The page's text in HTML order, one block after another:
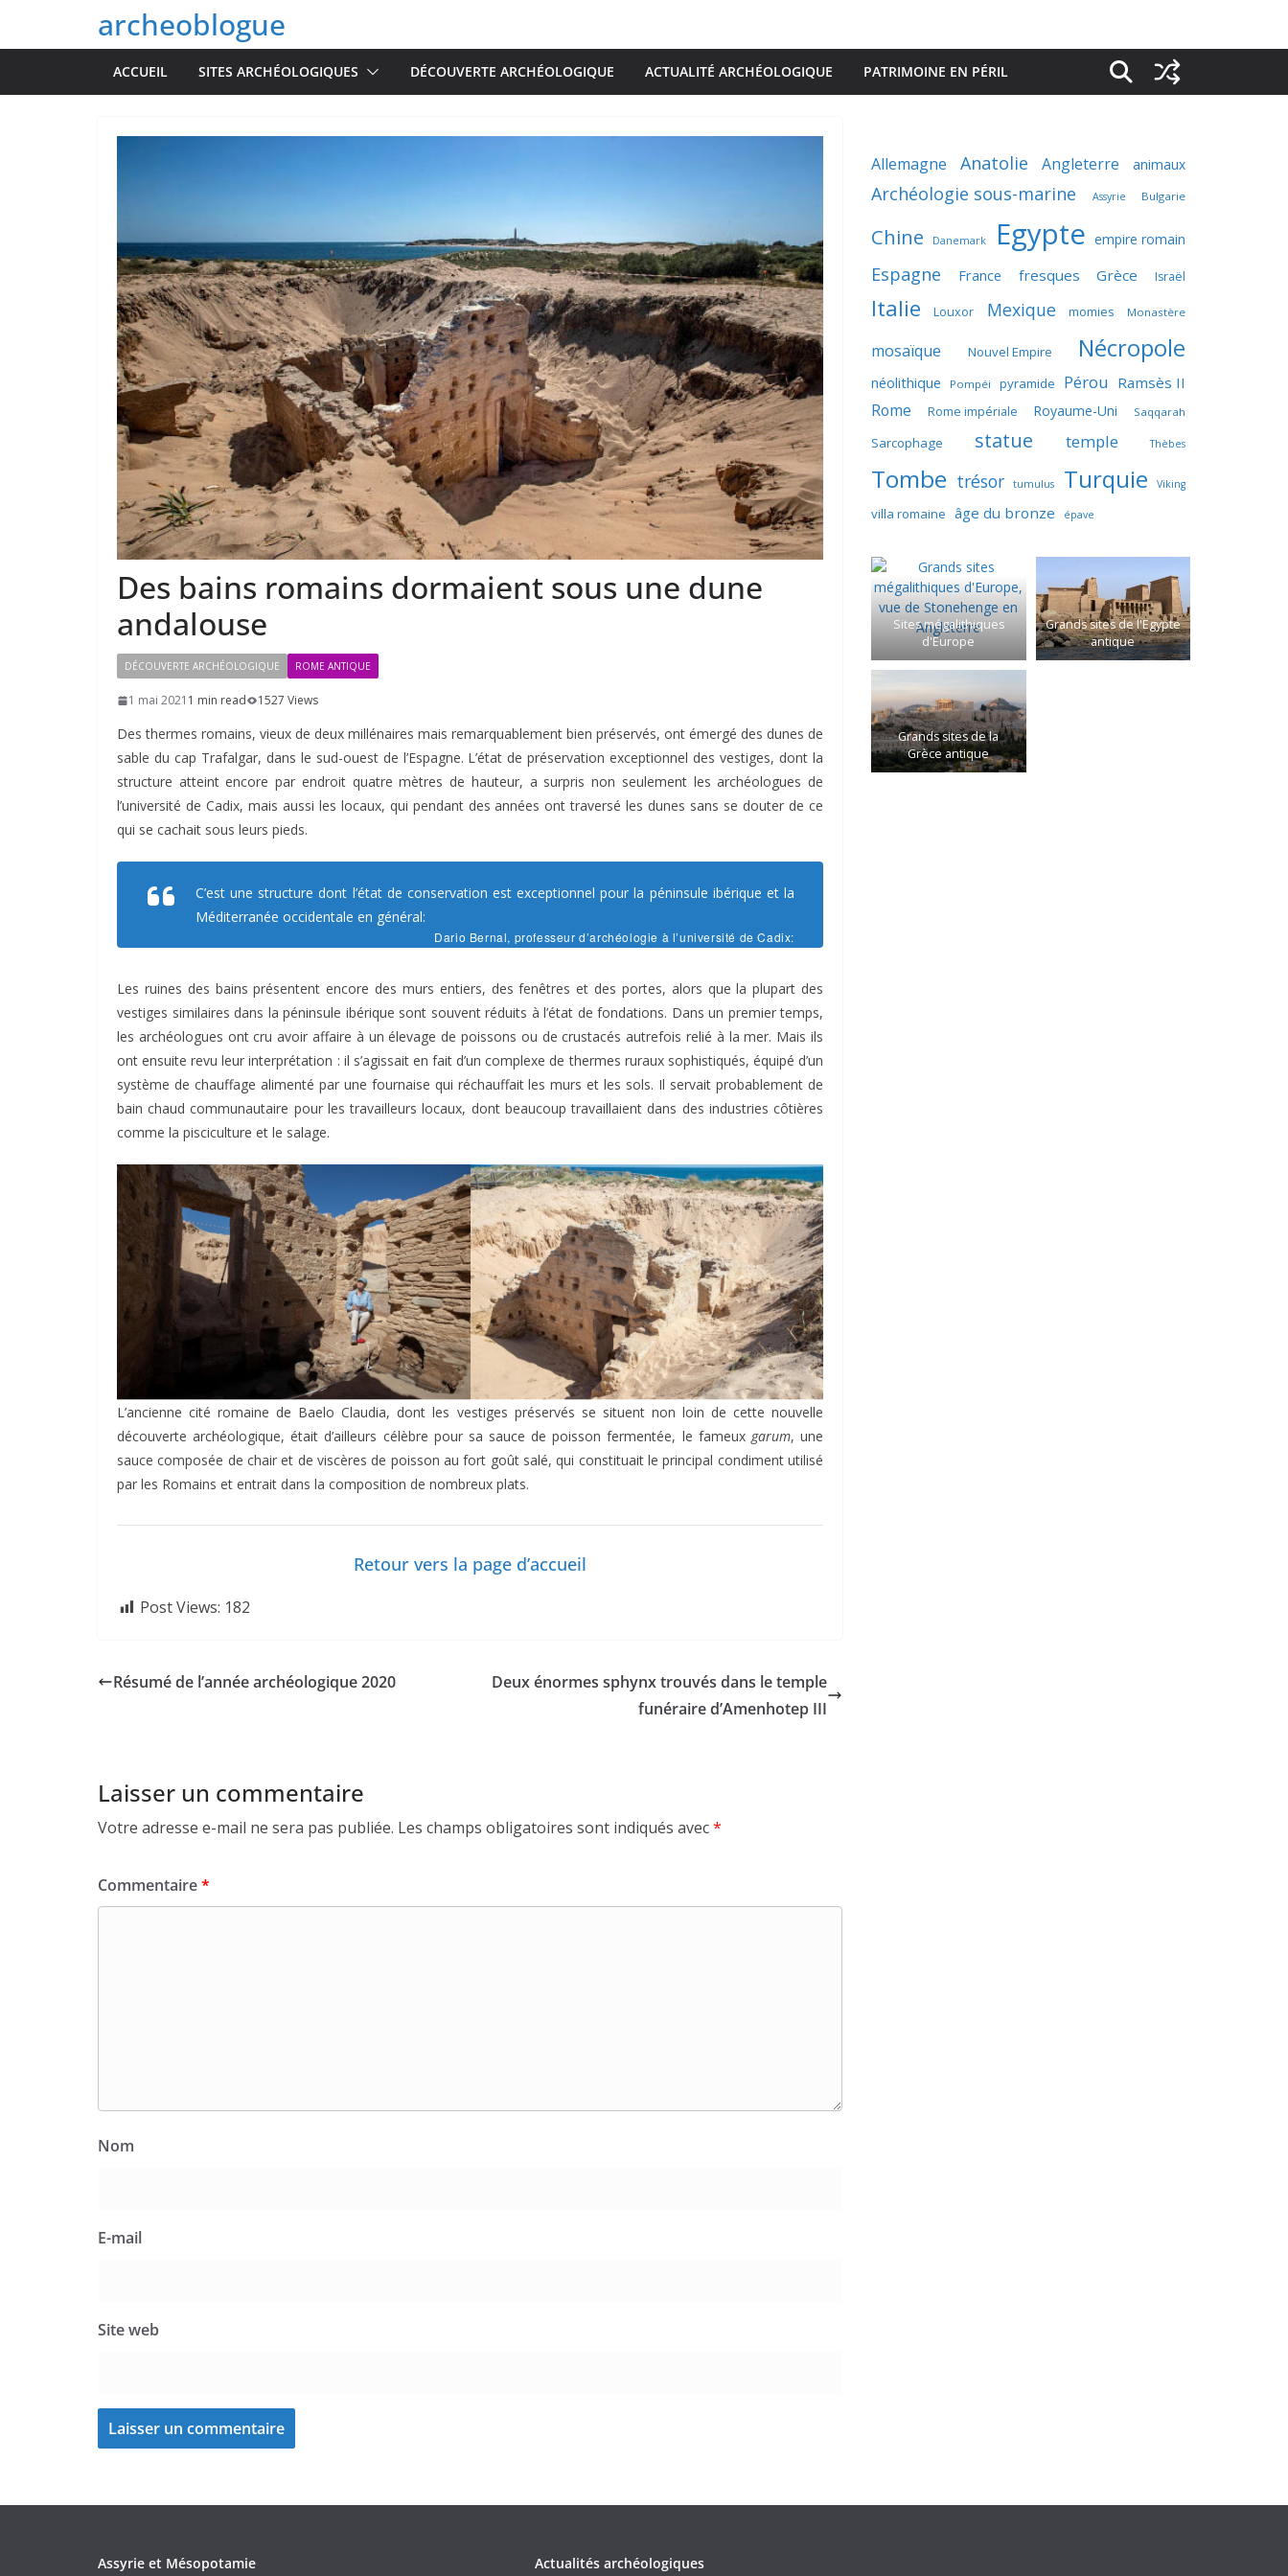
archeoblogue
ACCUEIL SITES ARCHÉOLOGIQUES DÉCOUVERTE ARCHÉOLOGIQUE ACTUALITÉ ARCHÉOLOGIQUE PATRIMOINE EN PÉRIL
Des bains romains dormaient sous une dune
andalouse
DÉCOUVERTE ARCHÉOLOGIQUE ROME ANTIQUE
1 mai 2021 1 min read 1527 Views
Des thermes romains, vieux de deux millénaires mais remarquablement bien préservés, ont émergé des dunes de
sable du cap Trafalgar, dans le sud-ouest de l’Espagne. L’état de préservation exceptionnel des vestiges, dont la
structure atteint encore par endroit quatre mètres de hauteur, a surpris non seulement les archéologues de
l’université de Cadix, mais aussi les locaux, qui pendant des années ont traversé les dunes sans se douter de ce
qui se cachait sous leurs pieds.
C’est une structure dont l’état de conservation est exceptionnel pour la péninsule ibérique et la
Méditerranée occidentale en général:
Dario Bernal, professeur d’archéologie à l’université de Cadix:
Les ruines des bains présentent encore des murs entiers, des fenêtres et des portes, alors que la plupart des
vestiges similaires dans la péninsule ibérique sont souvent réduits à l’état de fondations. Dans un premier temps,
les archéologues ont cru avoir affaire à un élevage de poissons ou de crustacés autrefois relié à la mer. Mais ils
ont ensuite revu leur interprétation : il s’agissait en fait d’un complexe de thermes ruraux sophistiqués, équipé d’un
système de chauffage alimenté par une fournaise qui réchauffait les murs et les sols. Il servait probablement de
bain chaud communautaire pour les travailleurs locaux, dont beaucoup travaillaient dans des industries côtières
comme la pisciculture et le salage.
L’ancienne cité romaine de Baelo Claudia, dont les vestiges préservés se situent non loin de cette nouvelle
découverte archéologique, était d’ailleurs célèbre pour sa sauce de poisson fermentée, le fameux garum, une
sauce composée de chair et de viscères de poisson au fort goût salé, qui constituait le principal condiment utilisé
par les Romains et entrait dans la composition de nombreux plats.
Retour vers la page d’accueil
Post Views: 182
Résumé de l’année archéologique 2020
Deux énormes sphynx trouvés dans le temple
funéraire d’Amenhotep III
Laisser un commentaire
Votre adresse e-mail ne sera pas publiée. Les champs obligatoires sont indiqués avec*
Commentaire*
Nom
E-mail
Site web
Allemagne Anatolie Angleterre animaux
Archéologie sous-marine Assyrie Bulgarie
Chine Danemark Egypte empire romain
Espagne France fresques Grèce Israël
Italie Louxor Mexique momies Monastère
mosaïque Nouvel Empire Nécropole
néolithique Pompéi pyramide Pérou Ramsès II
Rome Rome impériale Royaume-Uni Saqqarah
Sarcophage statue temple Thèbes
Tombe trésor tumulus Turquie Viking
villa romaine âge du bronze épave
Sites mégalithiques
d'Europe
Grands sites de l'Egypte
antique
Grands sites de la
Grèce antique
Assyrie et Mésopotamie Actualités archéologiques